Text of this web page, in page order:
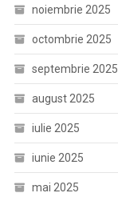
noiembrie 2025
octombrie 2025
septembrie 2025
august 2025
iulie 2025
iunie 2025
mai 2025